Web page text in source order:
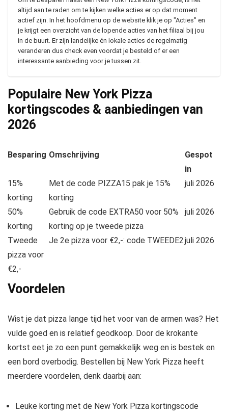
altijd aan te raden om te kijken welke acties er op dat moment
actief zijn. In het hoofdmenu op de website klik je op "Acties" en
je krijgt een overzicht van de lopende acties van het filiaal bij jou
in de buurt. Er zijn landelijke én lokale acties de regelmatig
veranderen dus check even voordat je besteld of er een
interessante aanbieding voor je tussen zit.
Populaire New York Pizza
kortingscodes & aanbiedingen van
2026
Besparing Omschrijving
Gespot
in
15%
korting
Met de code PIZZA15 pak je 15%
korting
juli 2026
50%
korting
Gebruik de code EXTRA50 voor 50%
korting op je tweede pizza
juli 2026
Tweede
pizza voor
€2,-
Je 2e pizza voor €2,-: code TWEEDE2juli 2026
Voordelen
Wist je dat pizza lange tijd het voor van de armen was? Het
vulde goed en is relatief geodkoop. Door de krokante
kortst eet je zo een punt gemakkelijk weg en is bestek en
een bord overbodig. Bestellen bij New York Pizza heeft
meerdere voordelen, denk daarbij aan:
Leuke korting met de New York Pizza kortingscode